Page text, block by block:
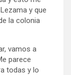
y que
la colonia
vamos a
parece
todas y lo